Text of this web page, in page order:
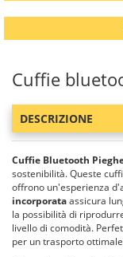
Cuffie
DESCRIZIONE
Cuffie Bluetooth
sostenibilità. Queste
offrono un'esperienza
incorporataassicura
la possibilità di
livello di comodità.
per un trasporto